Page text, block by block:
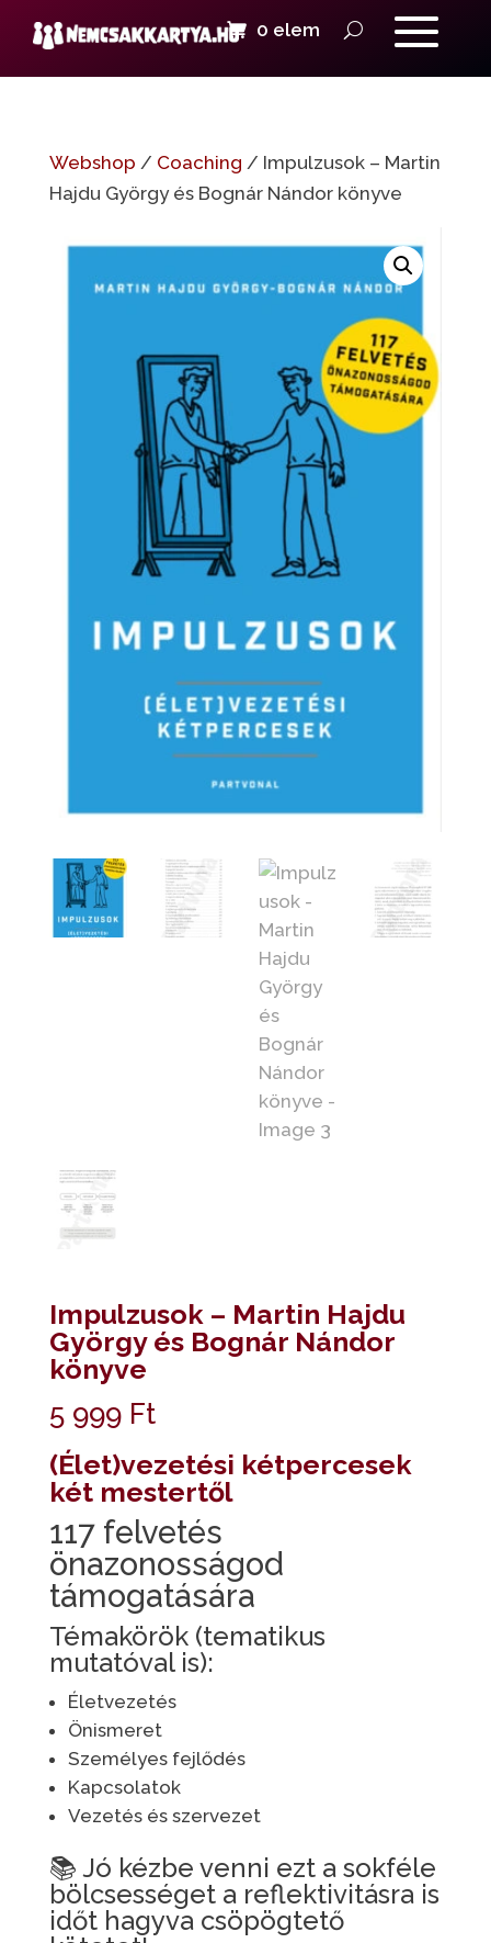
0 elem
Webshop / Coaching / Impulzusok – Martin
Hajdu György és Bognár Nándor könyve
Impulzusok – Martin Hajdu
György és Bognár Nándor
könyve
5 999 Ft
(Élet)vezetési kétpercesek
két mestertől
117 felvetés
önazonosságod
támogatására
Témakörök (tematikus
mutatóval is):
Életvezetés
Önismeret
Személyes fejlődés
Kapcsolatok
Vezetés és szervezet
📚 Jó kézbe venni ezt a sokféle
bölcsességet a reflektivitásra is
időt hagyva csöpögtető